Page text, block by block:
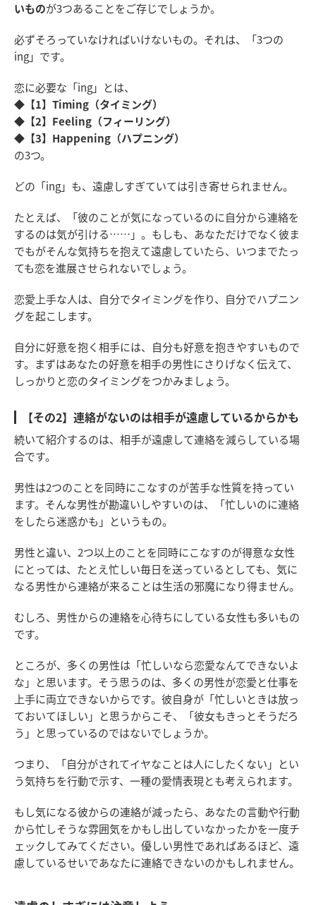
いものが3つあることをご存じでしょうか。
必ずそろっていなければいけないもの。それは、「3つの
ing」です。
恋に必要な「ing」とは、
◆ 【1】Timing（タイミング）
◆ 【2】Feeling（フィーリング）
◆ 【3】Happening（ハプニング）
の3つ。
どの「ing」も、遠慮しすぎていては引き寄せられません。
たとえば、「彼のことが気になっているのに自分から連絡を
するのは気が引ける……」。もしも、あなただけでなく彼ま
でもがそんな気持ちを抱えて遠慮していたら、いつまでたっ
ても恋を進展させられないでしょう。
恋愛上手な人は、自分でタイミングを作り、自分でハプニン
グを起こします。
自分に好意を抱く相手には、自分も好意を抱きやすいもので
す。まずはあなたの好意を相手の男性にさりげなく伝えて、
しっかりと恋のタイミングをつかみましょう。
【その2】連絡がないのは相手が遠慮しているからかも
続いて紹介するのは、相手が遠慮して連絡を減らしている場
合です。
男性は2つのことを同時にこなすのが苦手な性質を持ってい
ます。そんな男性が勘違いしやすいのは、「忙しいのに連絡
をしたら迷惑かも」というもの。
男性と違い、2つ以上のことを同時にこなすのが得意な女性
にとっては、たとえ忙しい毎日を送っているとしても、気に
なる男性から連絡が来ることは生活の邪魔になり得ません。
むしろ、男性からの連絡を心待ちにしている女性も多いもの
です。
ところが、多くの男性は「忙しいなら恋愛なんてできないよ
な」と思います。そう思うのは、多くの男性が恋愛と仕事を
上手に両立できないからです。彼自身が「忙しいときは放っ
ておいてほしい」と思うからこそ、「彼女もきっとそうだろ
う」と思っているのではないでしょうか。
つまり、「自分がされてイヤなことは人にしたくない」とい
う気持ちを行動で示す、一種の愛情表現とも考えられます。
もし気になる彼からの連絡が減ったら、あなたの言動や行動
から忙しそうな雰囲気をかもし出していなかったかを一度チ
ェックしてみてください。優しい男性であればあるほど、遠
慮しているせいであなたに連絡できないのかもしれません。